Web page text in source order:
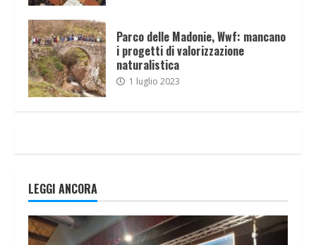
Parco delle Madonie, Wwf: mancano
i progetti di valorizzazione
naturalistica
1 luglio 2023
LEGGI ANCORA